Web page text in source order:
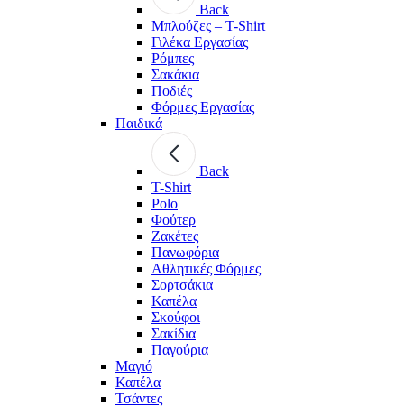
Back
Μπλούζες – T-Shirt
Γιλέκα Εργασίας
Ρόμπες
Σακάκια
Ποδιές
Φόρμες Εργασίας
Παιδικά
Back
T-Shirt
Polo
Φούτερ
Ζακέτες
Πανωφόρια
Αθλητικές Φόρμες
Σορτσάκια
Καπέλα
Σκούφοι
Σακίδια
Παγούρια
Μαγιό
Καπέλα
Τσάντες